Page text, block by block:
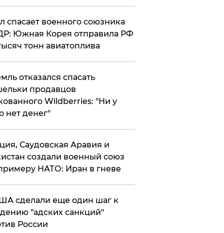
спасает военного союзника
Южная Корея отправила РФ
тонн авиатоплива
отказался спасать
продавцов
Wildberries: "Ни у
нет денег"
Саудовская Аравия и
создали военный союз
НАТО: Иран в гневе
сделали еще один шаг к
"адских санкций"
России